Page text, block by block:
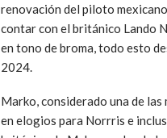
renovación del piloto mexicano
contar con el británico Lando
en tono de broma, todo esto
2024.
Marko, considerado una de las
en elogios para Norrris e